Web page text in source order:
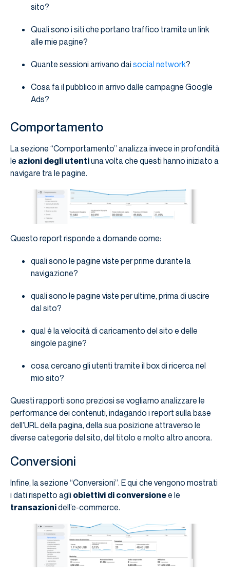
sito?
Quali sono i siti che portano traffico tramite un link
alle mie pagine?
Quante sessioni arrivano dai social network?
Cosa fa il pubblico in arrivo dalle campagne Google
Ads?
Comportamento
La sezione “Comportamento” analizza invece in profondità
le azioni degli utentiuna volta che questi hanno iniziato a
navigare tra le pagine.
Questo report risponde a domande come:
quali sono le pagine viste per prime durante la
navigazione?
quali sono le pagine viste per ultime, prima di uscire
dal sito?
qual è la velocità di caricamento del sito e delle
singole pagine?
cosa cercano gli utenti tramite il box di ricerca nel
mio sito?
Questi rapporti sono preziosi se vogliamo analizzare le
performance dei contenuti, indagando i report sulla base
dell’URL della pagina, della sua posizione attraverso le
diverse categorie del sito, del titolo e molto altro ancora.
Conversioni
Infine, la sezione “Conversioni”. E qui che vengono mostrati
i dati rispetto agli obiettivi di conversionee le
transazionidell’e-commerce.